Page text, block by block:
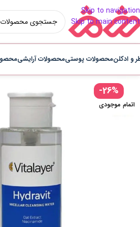
Skip to navigation
Skip to main content
و ادکلنمحصولات پوستیمحصولات آرایشی
-26%
اتمام موجودی